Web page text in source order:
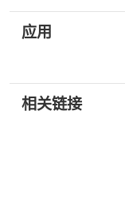
应用
相关链接